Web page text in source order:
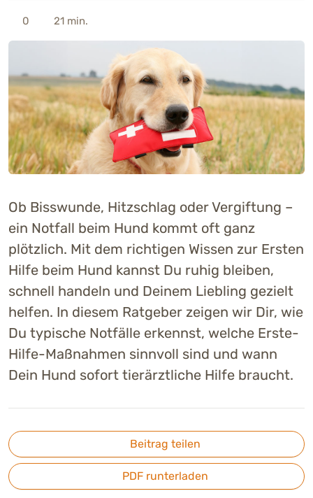
0 21 min.
Ob Bisswunde, Hitzschlag oder Vergiftung –
ein Notfall beim Hund kommt oft ganz
plötzlich. Mit dem richtigen Wissen zur Ersten
Hilfe beim Hund kannst Du ruhig bleiben,
schnell handeln und Deinem Liebling gezielt
helfen. In diesem Ratgeber zeigen wir Dir, wie
Du typische Notfälle erkennst, welche Erste-
Hilfe-Maßnahmen sinnvoll sind und wann
Dein Hund sofort tierärztliche Hilfe braucht.
Beitrag teilen
PDF runterladen